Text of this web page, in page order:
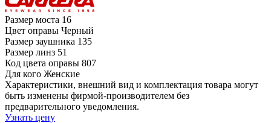
Размер моста 16
Цвет оправы Черный
Размер заушника 135
Размер линз 51
Код цвета оправы 807
Для кого Женские
Характеристики, внешний вид и комплектация товара могут
быть изменены фирмой-производителем без
предварительного уведомления.
Узнать цену